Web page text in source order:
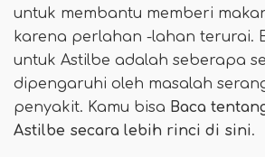
untuk membantu memberi
karena perlahan -lahan terurai.
untuk Astilbe adalah seberapa
dipengaruhi oleh masalah
penyakit. Kamu bisa Baca
Astilbe secara lebih rinci di sini.